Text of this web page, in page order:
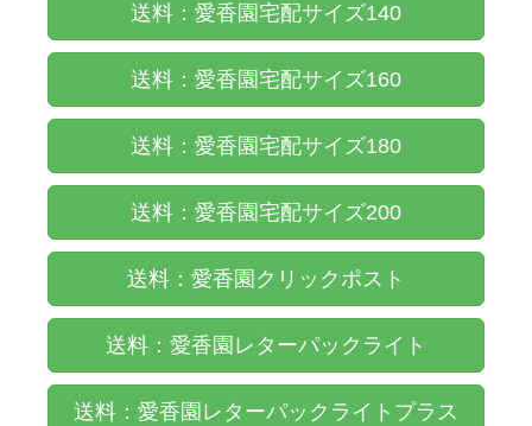
送料：愛香園宅配サイズ140
送料：愛香園宅配サイズ160
送料：愛香園宅配サイズ180
送料：愛香園宅配サイズ200
送料：愛香園クリックポスト
送料：愛香園レターパックライト
送料：愛香園レターパックライトプラス